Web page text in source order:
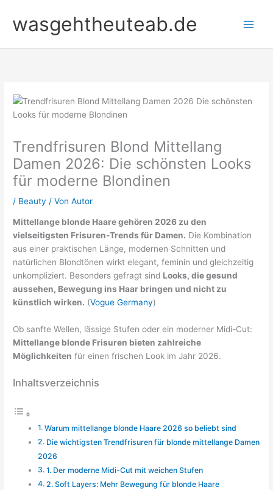
Inhalt
springen
wasgehtheuteab.de
Trendfrisuren Blond Mittellang
Damen 2026: Die schönsten Looks
für moderne Blondinen
/ Beauty / VonAutor
Mittellange blonde Haare gehören 2026 zu den
vielseitigsten Frisuren-Trends für Damen. Die Kombination
aus einer praktischen Länge, modernen Schnitten und
natürlichen Blondtönen wirkt elegant, feminin und gleichzeitig
unkompliziert. Besonders gefragt sind Looks, die gesund
aussehen, Bewegung ins Haar bringen und nicht zu
künstlich wirken. (Vogue Germany)
Ob sanfte Wellen, lässige Stufen oder ein moderner Midi-Cut:
Mittellange blonde Frisuren bieten zahlreiche
Möglichkeiten für einen frischen Look im Jahr 2026.
Inhaltsverzeichnis
Warum mittellange blonde Haare 2026 so beliebt sind
Die wichtigsten Trendfrisuren für blonde mittellange Damen
2026
1. Der moderne Midi-Cut mit weichen Stufen
2. Soft Layers: Mehr Bewegung für blonde Haare